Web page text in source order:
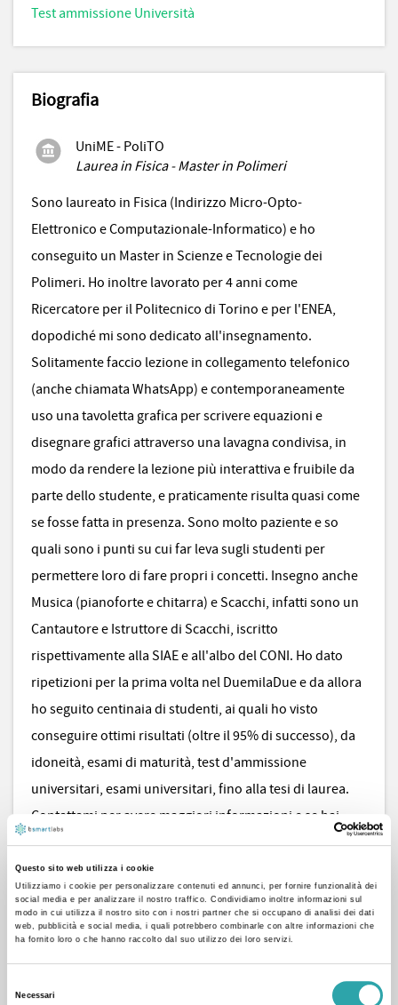
Questo sito web utilizza i cookie
Utilizziamo i cookie per personalizzare contenuti ed annunci, per fornire funzionalità dei
social media e per analizzare il nostro traffico. Condividiamo inoltre informazioni sul
modo in cui utilizza il nostro sito con i nostri partner che si occupano di analisi dei dati
web, pubblicità e social media, i quali potrebbero combinarle con altre informazioni che
ha fornito loro o che hanno raccolto dal suo utilizzo dei loro servizi.
Necessari
Test ammissione Università
Biografia
UniME - PoliTO
Laurea in Fisica - Master in Polimeri
Sono laureato in Fisica (Indirizzo Micro-Opto-
Elettronico e Computazionale-Informatico) e ho
conseguito un Master in Scienze e Tecnologie dei
Polimeri. Ho inoltre lavorato per 4 anni come
Ricercatore per il Politecnico di Torino e per l'ENEA,
dopodiché mi sono dedicato all'insegnamento.
Solitamente faccio lezione in collegamento telefonico
(anche chiamata WhatsApp) e contemporaneamente
uso una tavoletta grafica per scrivere equazioni e
disegnare grafici attraverso una lavagna condivisa, in
modo da rendere la lezione più interattiva e fruibile da
parte dello studente, e praticamente risulta quasi come
se fosse fatta in presenza. Sono molto paziente e so
quali sono i punti su cui far leva sugli studenti per
permettere loro di fare propri i concetti. Insegno anche
Musica (pianoforte e chitarra) e Scacchi, infatti sono un
Cantautore e Istruttore di Scacchi, iscritto
rispettivamente alla SIAE e all'albo del CONI. Ho dato
ripetizioni per la prima volta nel DuemilaDue e da allora
ho seguito centinaia di studenti, ai quali ho visto
conseguire ottimi risultati (oltre il 95% di successo), da
idoneità, esami di maturità, test d'ammissione
universitari, esami universitari, fino alla tesi di laurea.
Contattami per avere maggiori informazioni e se hai
bisogno di una mano per superare le tue difficoltà.
686 voti positivi e 70 recensioni